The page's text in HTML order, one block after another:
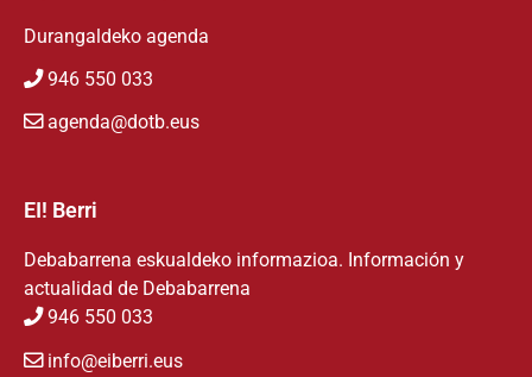
Durangaldeko agenda
946 550 033
agenda@dotb.eus
EI! Berri
Debabarrena eskualdeko informazioa. Información y
actualidad de Debabarrena
946 550 033
info@eiberri.eus